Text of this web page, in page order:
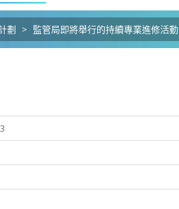
劃 > 監管局即將舉行的持續專業進修活動